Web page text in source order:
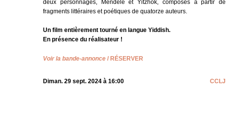
deux personnages, Mendele et Yitzhok, composés à partir de
fragments littéraires et poétiques de quatorze auteurs.
Un film entièrement tourné en langue Yiddish.
En présence du réalisateur !
Voir la bande-annonce / RÉSERVER
Diman. 29 sept. 2024 à 16:00 CCLJ